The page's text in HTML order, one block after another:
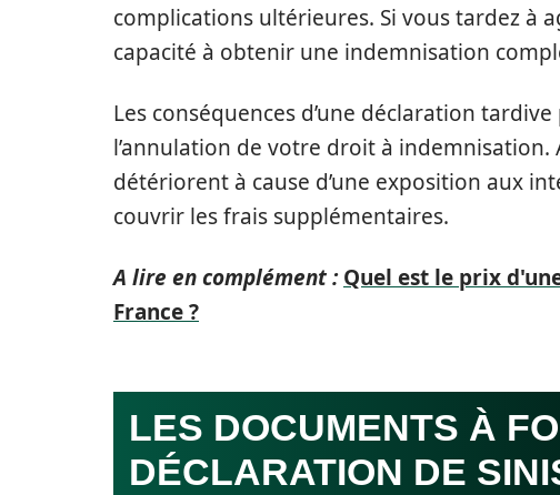
complications ultérieures. Si vous tardez à
capacité à obtenir une indemnisation
Les conséquences d’une déclaration
l’annulation de votre droit à indemnisation.
détériorent à cause d’une exposition aux
couvrir les frais supplémentaires.
A lire en complément : Quel est le prix
France ?
LES DOCUMENTS À
DÉCLARATION DE